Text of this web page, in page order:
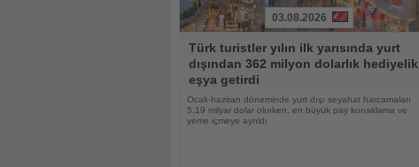
Oku
03.08.2026
Türk turistler yılın ilk yarısında yurt
dışından 362 milyon dolarlık hediyelik
eşya getirdi
Ocak-haziran döneminde yurt dışı seyahat harcamaları
5,19 milyar dolar olurken, en büyük pay konaklama ve
yeme içmeye ayrıldı